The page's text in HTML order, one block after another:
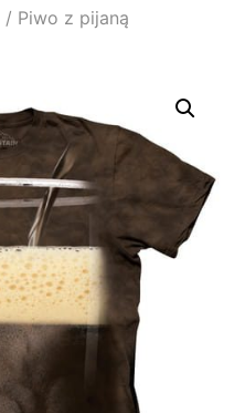
/ Piwo z pijaną